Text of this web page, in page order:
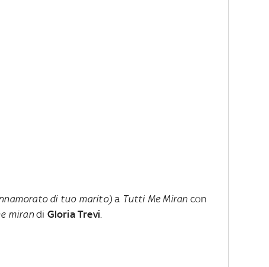
di tuo marito)a Tutti Me Mirancon
mirandi Gloria Trevi